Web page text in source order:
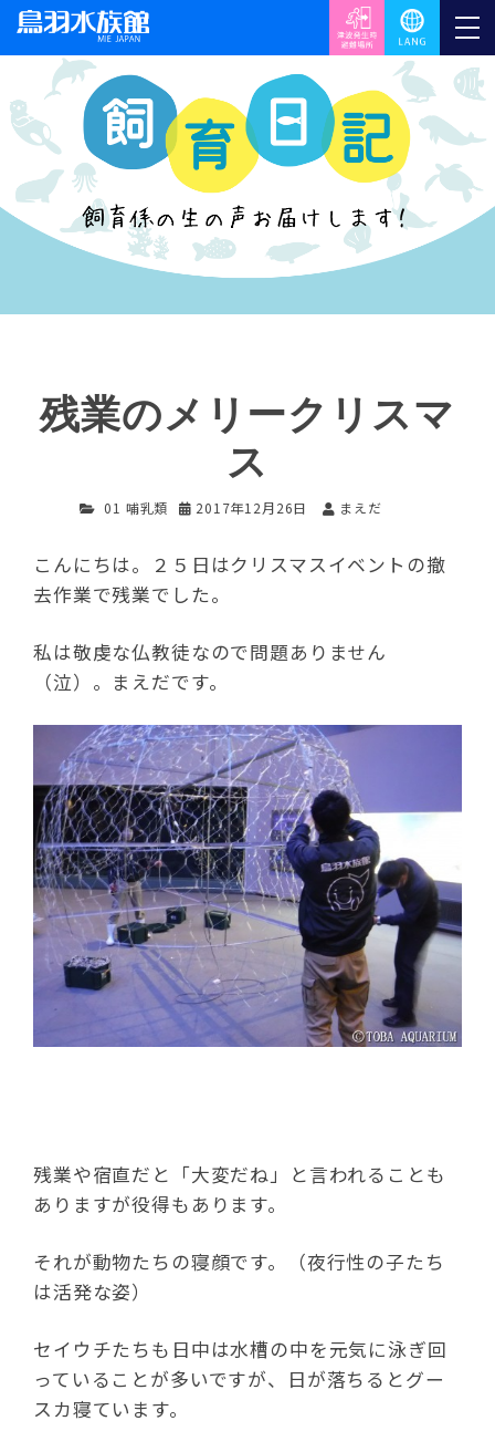
残業のメリークリスマ
ス
01 哺乳類 2017年12月26日 まえだ
こんにちは。２５日はクリスマスイベントの撤
去作業で残業でした。
私は敬虔な仏教徒なので問題ありません
（泣）。まえだです。
残業や宿直だと「大変だね」と言われることも
ありますが役得もあります。
それが動物たちの寝顔です。（夜行性の子たち
は活発な姿）
セイウチたちも日中は水槽の中を元気に泳ぎ回
っていることが多いですが、日が落ちるとグー
スカ寝ています。